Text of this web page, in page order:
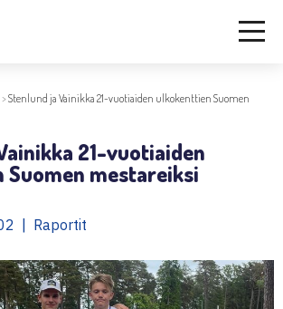
>Stenlund ja Vainikka 21-vuotiaiden ulkokenttien Suomen
21-vuotiaiden
mestareiksi
| Raportit